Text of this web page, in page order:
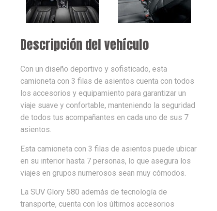
Descripción del vehículo
Con un diseño deportivo y sofisticado, esta
camioneta con 3 filas de asientos cuenta con todos
los accesorios y equipamiento para garantizar un
viaje suave y confortable, manteniendo la seguridad
de todos tus acompañantes en cada uno de sus 7
asientos.
Esta camioneta con 3 filas de asientos puede ubicar
en su interior hasta 7 personas, lo que asegura los
viajes en grupos numerosos sean muy cómodos.
La SUV Glory 580 además de tecnología de
transporte, cuenta con los últimos accesorios